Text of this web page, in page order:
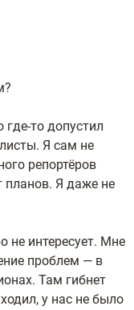
то допустил
Я сам не
репортёров
планов. Я даже не
не интересует. Мне
проблем — в
Там гибнет
у нас не было